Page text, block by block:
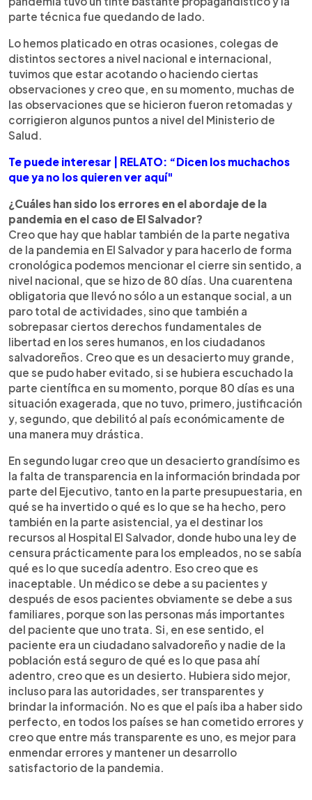
parte técnica fue quedando de lado.
Lo hemos platicado en otras ocasiones, colegas de
distintos sectores a nivel nacional e internacional,
tuvimos que estar acotando o haciendo ciertas
observaciones y creo que, en su momento, muchas de
las observaciones que se hicieron fueron retomadas y
corrigieron algunos puntos a nivel del Ministerio de
Salud.
Te puede interesar | RELATO: “Dicen los muchachos
que ya no los quieren ver aquí"
¿Cuáles han sido los errores en el abordaje de la
pandemia en el caso de El Salvador?
Creo que hay que hablar también de la parte negativa
de la pandemia en El Salvador y para hacerlo de forma
cronológica podemos mencionar el cierre sin sentido, a
nivel nacional, que se hizo de 80 días. Una cuarentena
obligatoria que llevó no sólo a un estanque social, a un
paro total de actividades, sino que también a
sobrepasar ciertos derechos fundamentales de
libertad en los seres humanos, en los ciudadanos
salvadoreños. Creo que es un desacierto muy grande,
que se pudo haber evitado, si se hubiera escuchado la
parte científica en su momento, porque 80 días es una
situación exagerada, que no tuvo, primero, justificación
y, segundo, que debilitó al país económicamente de
una manera muy drástica.
En segundo lugar creo que un desacierto grandísimo es
la falta de transparencia en la información brindada por
parte del Ejecutivo, tanto en la parte presupuestaria, en
qué se ha invertido o qué es lo que se ha hecho, pero
también en la parte asistencial, ya el destinar los
recursos al Hospital El Salvador, donde hubo una ley de
censura prácticamente para los empleados, no se sabía
qué es lo que sucedía adentro. Eso creo que es
inaceptable. Un médico se debe a su pacientes y
después de esos pacientes obviamente se debe a sus
familiares, porque son las personas más importantes
del paciente que uno trata. Si, en ese sentido, el
paciente era un ciudadano salvadoreño y nadie de la
población está seguro de qué es lo que pasa ahí
adentro, creo que es un desierto. Hubiera sido mejor,
incluso para las autoridades, ser transparentes y
brindar la información. No es que el país iba a haber sido
perfecto, en todos los países se han cometido errores y
creo que entre más transparente es uno, es mejor para
enmendar errores y mantener un desarrollo
satisfactorio de la pandemia.